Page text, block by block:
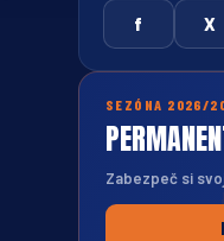
f X
SEZÓNA 2026/
Zabezpeč si